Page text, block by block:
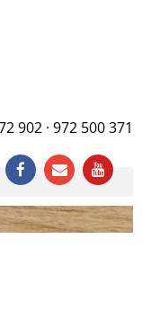
902 · 972 500 371